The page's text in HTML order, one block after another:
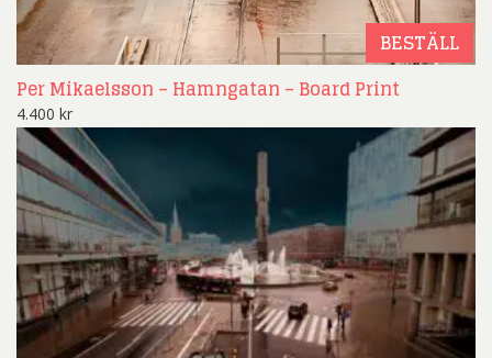
BESTÄLL
Per Mikaelsson – Hamngatan – Board Print
4.400 kr